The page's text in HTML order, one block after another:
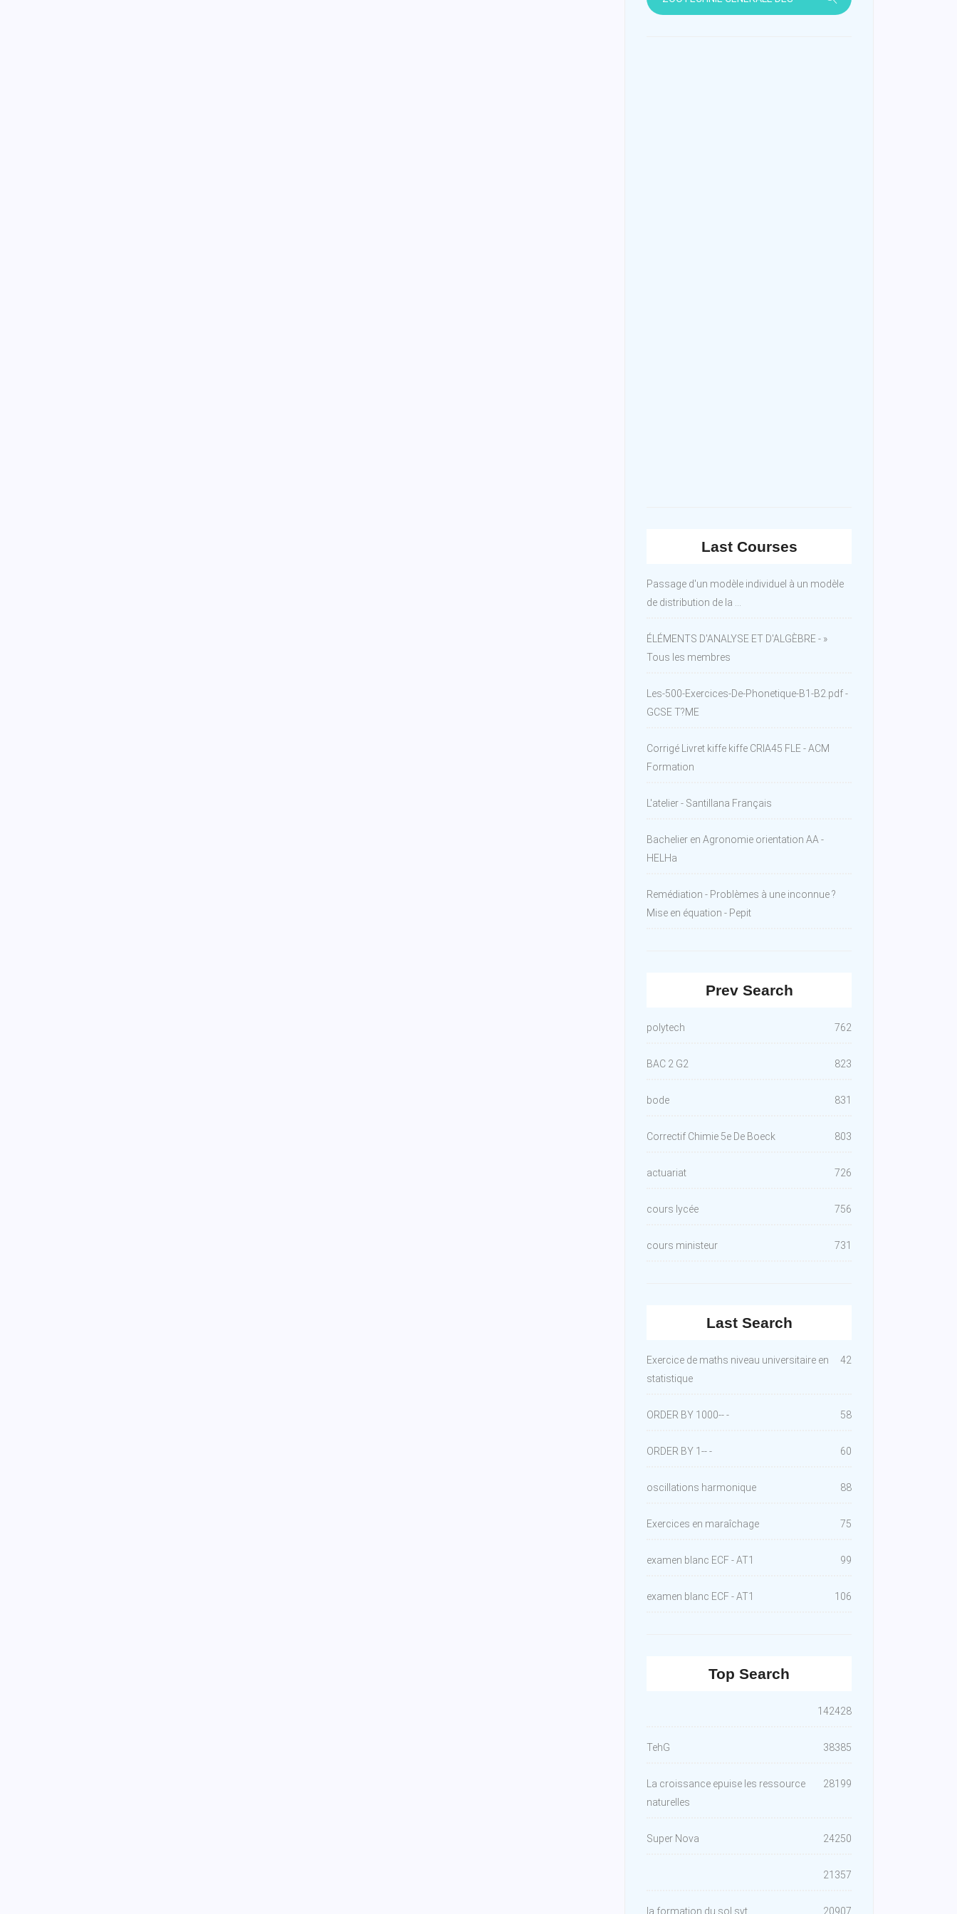
Last Courses
Passage d'un modèle individuel à un modèle
de distribution de la ...
ÉLÉMENTS D'ANALYSE ET D'ALGÈBRE - »
Tous les membres
Les-500-Exercices-De-Phonetique-B1-B2.pdf -
GCSE T?ME
Corrigé Livret kiffe kiffe CRIA45 FLE - ACM
Formation
L'atelier - Santillana Français
Bachelier en Agronomie orientation AA -
HELHa
Remédiation - Problèmes à une inconnue ?
Mise en équation - Pepit
Prev Search
polytech 762
BAC 2 G2 823
bode 831
Correctif Chimie 5e De Boeck 803
actuariat 726
cours lycée 756
cours ministeur 731
Last Search
Exercice de maths niveau universitaire en
statistique
42
ORDER BY 1000-- - 58
ORDER BY 1-- - 60
oscillations harmonique 88
Exercices en maraîchage 75
examen blanc ECF - AT1 99
examen blanc ECF - AT1 106
Top Search
142428
TehG 38385
La croissance epuise les ressource
naturelles
28199
Super Nova 24250
21357
la formation du sol svt 20907